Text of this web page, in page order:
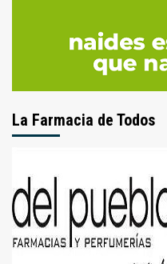
La Farmacia de Todos